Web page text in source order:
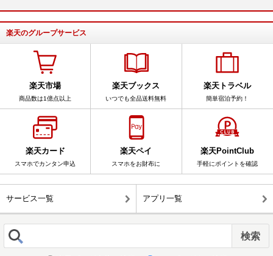
楽天のグループサービス
楽天市場
商品数は1億点以上
楽天ブックス
いつでも全品送料無料
楽天トラベル
簡単宿泊予約！
楽天カード
スマホでカンタン申込
楽天ペイ
スマホをお財布に
楽天PointClub
手軽にポイントを確認
サービス一覧 アプリ一覧